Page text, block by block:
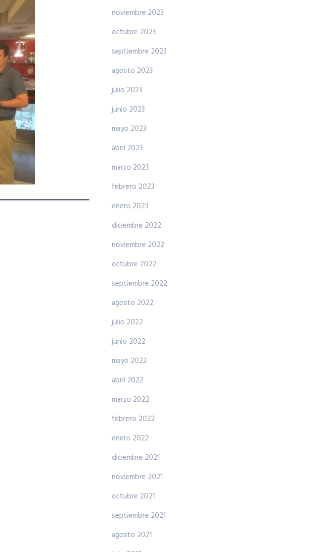
noviembre 2023
octubre 2023
septiembre 2023
agosto 2023
julio 2023
junio 2023
mayo 2023
abril 2023
marzo 2023
febrero 2023
enero 2023
diciembre 2022
noviembre 2022
octubre 2022
septiembre 2022
agosto 2022
julio 2022
junio 2022
mayo 2022
abril 2022
marzo 2022
febrero 2022
enero 2022
diciembre 2021
noviembre 2021
octubre 2021
septiembre 2021
agosto 2021